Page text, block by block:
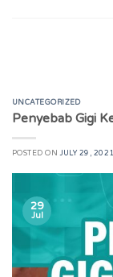
UNCATEGORIZED
Penyebab Gigi
POSTED ONJULY 29, 2021
29
Jul